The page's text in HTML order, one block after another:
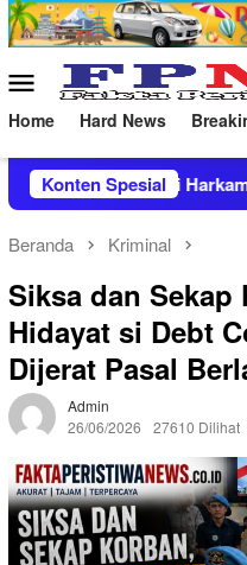
Loncat
ke
Menu
Mobile
Home Hard News
Konten Spesial
Brimob Jabar, Jaga
Beranda Kriminal
Siksa dan Sekap
Hidayat si Debt
Dijerat Pasal
Admin
26/06/2026
27610 Dilihat